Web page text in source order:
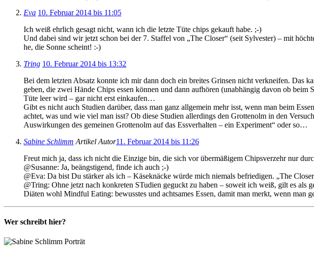
Eva 10. Februar 2014 bis 11:05
Ich weiß ehrlich gesagt nicht, wann ich die letzte Tüte chips gekauft habe. ;-)
Und dabei sind wir jetzt schon bei der 7. Staffel von „The Closer“ (seit Sylvester) – mit
he, die Sonne scheint! :-)
Tring 10. Februar 2014 bis 13:32
Bei dem letzten Absatz konnte ich mir dann doch ein breites Grinsen nicht verkneifen.
geben, die zwei Hände Chips essen können und dann aufhören (unabhängig davon ob
Tüte leer wird – gar nicht erst einkaufen…
Gibt es nicht auch Studien darüber, dass man ganz allgemein mehr isst, wenn man beim
achtet, was und wie viel man isst? Ob diese Studien allerdings den Grottenolm in den
Auswirkungen des gemeinen Grottenolm auf das Essverhalten – ein Experiment“ oder so…
Sabine Schlimm Artikel Autor11. Februar 2014 bis 11:26
Freut mich ja, dass ich nicht die Einzige bin, die sich vor übermäßigem Chipsverzehr nur
@Susanne: Ja, beängstigend, finde ich auch ;-)
@Eva: Da bist Du stärker als ich – Käseknäcke würde mich niemals befriedigen. „The
@Tring: Ohne jetzt nach konkreten STudien geguckt zu haben – soweit ich weiß, gilt es als
Diäten wohl Mindful Eating: bewusstes und achtsames Essen, damit man merkt, wenn
Wer schreibt hier?